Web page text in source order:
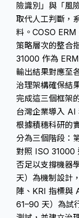
險識別」與「風
取代人工判斷，
料。COSO
策略層次的整合
31000 作為
輸出結果對應至
治理架構確保結
完成這三個框架
台灣企業導入 AI
根據積穗科研的
分為三個階段：
對照 ISO 31000
否足以支撐機器
天）為機制設計
陣、KRI 指標與
61–90 天）為試